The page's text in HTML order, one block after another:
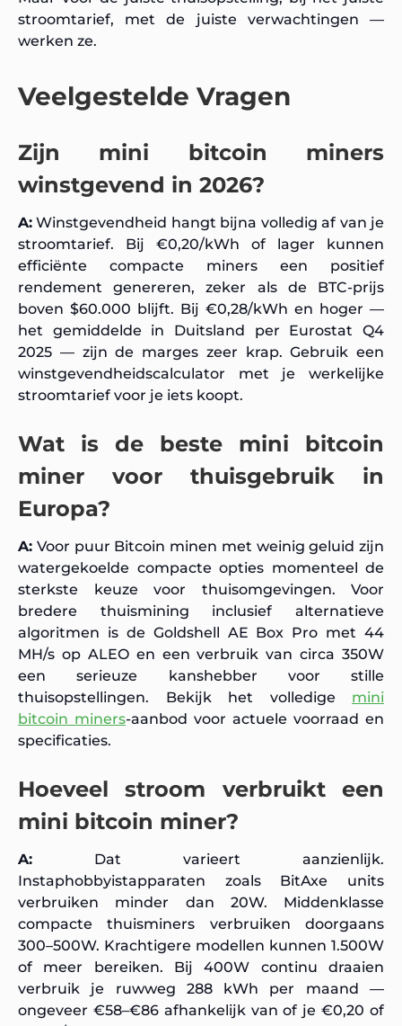
stroomtarief, met de juiste verwachtingen —
werken ze.
Veelgestelde Vragen
Zijn mini bitcoin miners
winstgevend in 2026?
A: Winstgevendheid hangt bijna volledig af van je
stroomtarief. Bij €0,20/kWh of lager kunnen
efficiënte compacte miners een positief
rendement genereren, zeker als de BTC-prijs
boven $60.000 blijft. Bij €0,28/kWh en hoger —
het gemiddelde in Duitsland per Eurostat Q4
2025 — zijn de marges zeer krap. Gebruik een
winstgevendheidscalculator met je werkelijke
stroomtarief voor je iets koopt.
Wat is de beste mini bitcoin
miner voor thuisgebruik in
Europa?
A: Voor puur Bitcoin minen met weinig geluid zijn
watergekoelde compacte opties momenteel de
sterkste keuze voor thuisomgevingen. Voor
bredere thuismining inclusief alternatieve
algoritmen is de Goldshell AE Box Pro met 44
MH/s op ALEO en een verbruik van circa 350W
een serieuze kanshebber voor stille
thuisopstellingen. Bekijk het volledige mini
bitcoin miners-aanbod voor actuele voorraad en
specificaties.
Hoeveel stroom verbruikt een
mini bitcoin miner?
A: Dat varieert aanzienlijk.
Instaphobbyistapparaten zoals BitAxe units
verbruiken minder dan 20W. Middenklasse
compacte thuisminers verbruiken doorgaans
300–500W. Krachtigere modellen kunnen 1.500W
of meer bereiken. Bij 400W continu draaien
verbruik je ruwweg 288 kWh per maand —
ongeveer €58–€86 afhankelijk van of je €0,20 of